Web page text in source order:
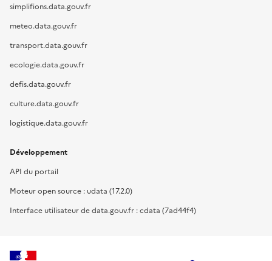
simplifions.data.gouv.fr
meteo.data.gouv.fr
transport.data.gouv.fr
ecologie.data.gouv.fr
defis.data.gouv.fr
culture.data.gouv.fr
logistique.data.gouv.fr
Développement
API du portail
Moteur open source : udata (17.2.0)
Interface utilisateur de data.gouv.fr : cdata (7ad44f4)